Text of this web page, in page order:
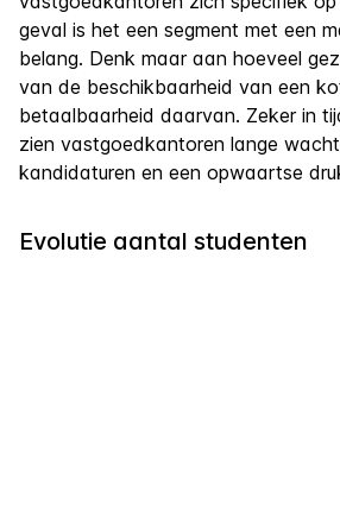
geval is het een segment met een
belang. Denk maar aan hoeveel
van de beschikbaarheid van een
betaalbaarheid daarvan. Zeker in
zien vastgoedkantoren lange
kandidaturen en een opwaartse
Evolutie aantal studenten